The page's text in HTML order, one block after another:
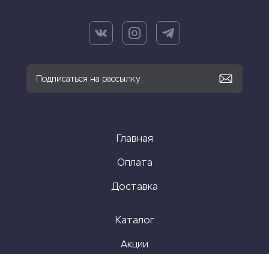
Главная
Оплата
Доставка
Каталог
Акции